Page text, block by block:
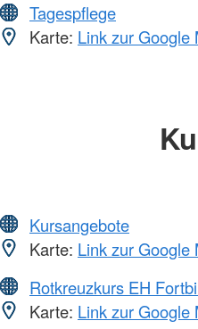
Tagespflege
Karte: Link zur Google
Kursangebote
Karte: Link zur Google
Rotkreuzkurs EH
Karte: Link zur Google